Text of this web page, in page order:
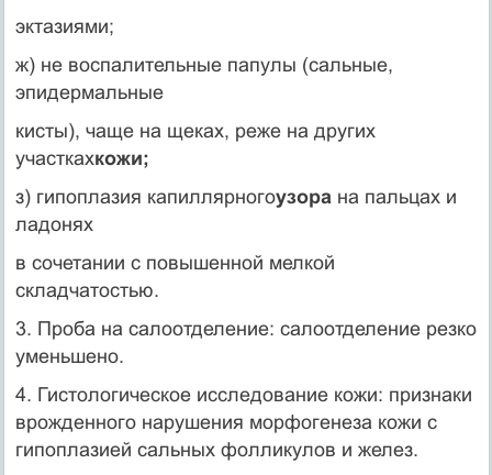
эктазиями;
ж) не воспалительные папулы (сальные,
эпидермальные
кисты), чаще на щеках, реже на других
участкахкожи;
з) гипоплазия капиллярногоузора на пальцах и
ладонях
в сочетании с повышенной мелкой
складчатостью.
3. Проба на салоотделение: салоотделение резко
уменьшено.
4. Гистологическое исследование кожи: признаки
врожден­ного нарушения морфогенеза кожи с
гипоплазией саль­ных фолликулов и желез.